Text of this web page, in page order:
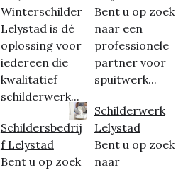
Winterschilder
Lelystad is dé
oplossing voor
iedereen die
kwalitatief
schilderwerk...
Schildersbedrij
f Lelystad
Bent u op zoek
Bent u op zoek
naar een
professionele
partner voor
spuitwerk...
Schilderwerk
Lelystad
Bent u op zoek
naar